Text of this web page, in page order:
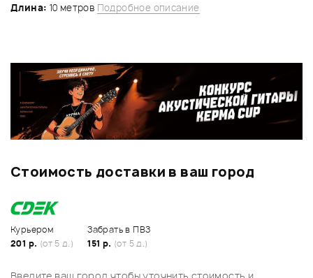
Длина: 10 метров Подробное описание
Стоимость доставки в ваш город
Курьером
201 р. (от 5 д.)
Забрать в ПВЗ
151 р. (от 5 д.)